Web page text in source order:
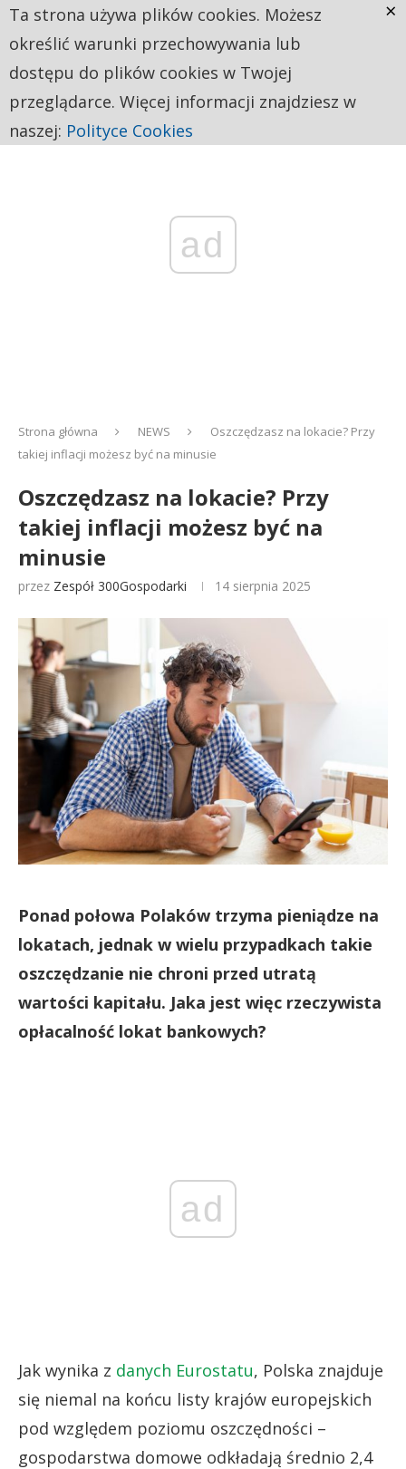
ad
Strona główna NEWS
Oszczędzasz na lokacie? Przy
takiej inflacji możesz być na minusie
Oszczędzasz na lokacie? Przy
takiej inflacji możesz być na
minusie
przez Zespół 300Gospodarki 14 sierpnia 2025
Ponad połowa Polaków trzyma pieniądze na
lokatach, jednak w wielu przypadkach takie
oszczędzanie nie chroni przed utratą
wartości kapitału. Jaka jest więc rzeczywista
opłacalność lokat bankowych?
ad
Jak wynika z danych Eurostatu, Polska znajduje
się niemal na końcu listy krajów europejskich
pod względem poziomu oszczędności –
gospodarstwa domowe odkładają średnio 2,4
Ta strona używa plików cookies. Możesz
określić warunki przechowywania lub
dostępu do plików cookies w Twojej
przeglądarce. Więcej informacji znajdziesz w
naszej: Polityce Cookies
×